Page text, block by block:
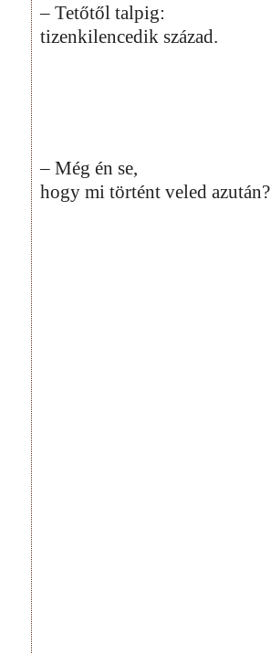
– Tetőtől talpig:
tizenkilencedik század.
– Még én se,
hogy mi történt veled azután?